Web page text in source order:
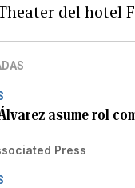
del hotel
asume rol
Press